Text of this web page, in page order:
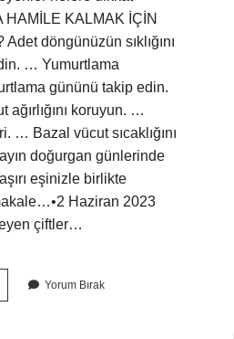
HAMİLE KALMAK İÇİN
döngünüzün sıklığını
… Yumurtlama
gününü takip edin.
ağırlığını koruyun. …
… Bazal vücut sıcaklığını
doğurgan günlerinde
eşinizle birlikte
Haziran 2023
çiftler…
Yorum Bırak